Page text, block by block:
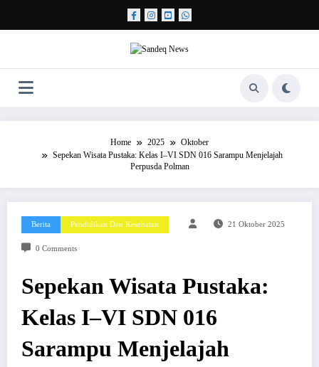
content
Home 2025
Oktober
Sepekan Wisata Pustaka: Kelas I–VI SDN 016 Sarampu Menjelajah
Perpusda Polman
Berita Pendidikan Dan Kesehatan 21 Oktober 2025
0 Comments
Sepekan Wisata Pustaka:
Kelas I–VI SDN 016
Sarampu Menjelajah